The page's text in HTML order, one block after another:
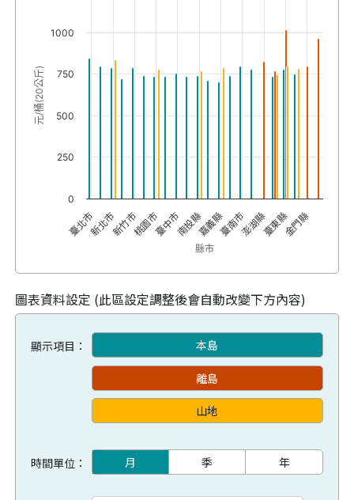
縣市
元/桶(20公斤)
臺北市新北市新竹市桃園市臺中市南投縣嘉義縣臺南市澎湖縣臺東縣金門縣
0
250
500
750
1000
圖表資料設定 (此區設定調整後會自動改變下方內容)
顯示項目： 本島
離島
山地
時間單位： 月 季 年